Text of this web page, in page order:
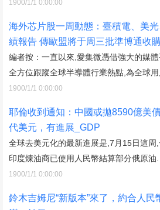
1900/1/1 0:00:00
海外芯片股一周動態：臺積電、美
績報告 傳歐盟將于周三批準博通收
編者按：一直以來,愛集微憑借強大的媒體
全方位跟蹤全球半導體行業熱點,為全球
1900/1/1 0:00:00
耶倫收到通知：中國或拋8590億美
代美元，有進展_GDP
全球去美元化的最新進展是,7月15日這周
印度煉油商已使用人民幣結算部分俄原油.
1900/1/1 0:00:00
鈴木吉姆尼“新版本”來了，約合人